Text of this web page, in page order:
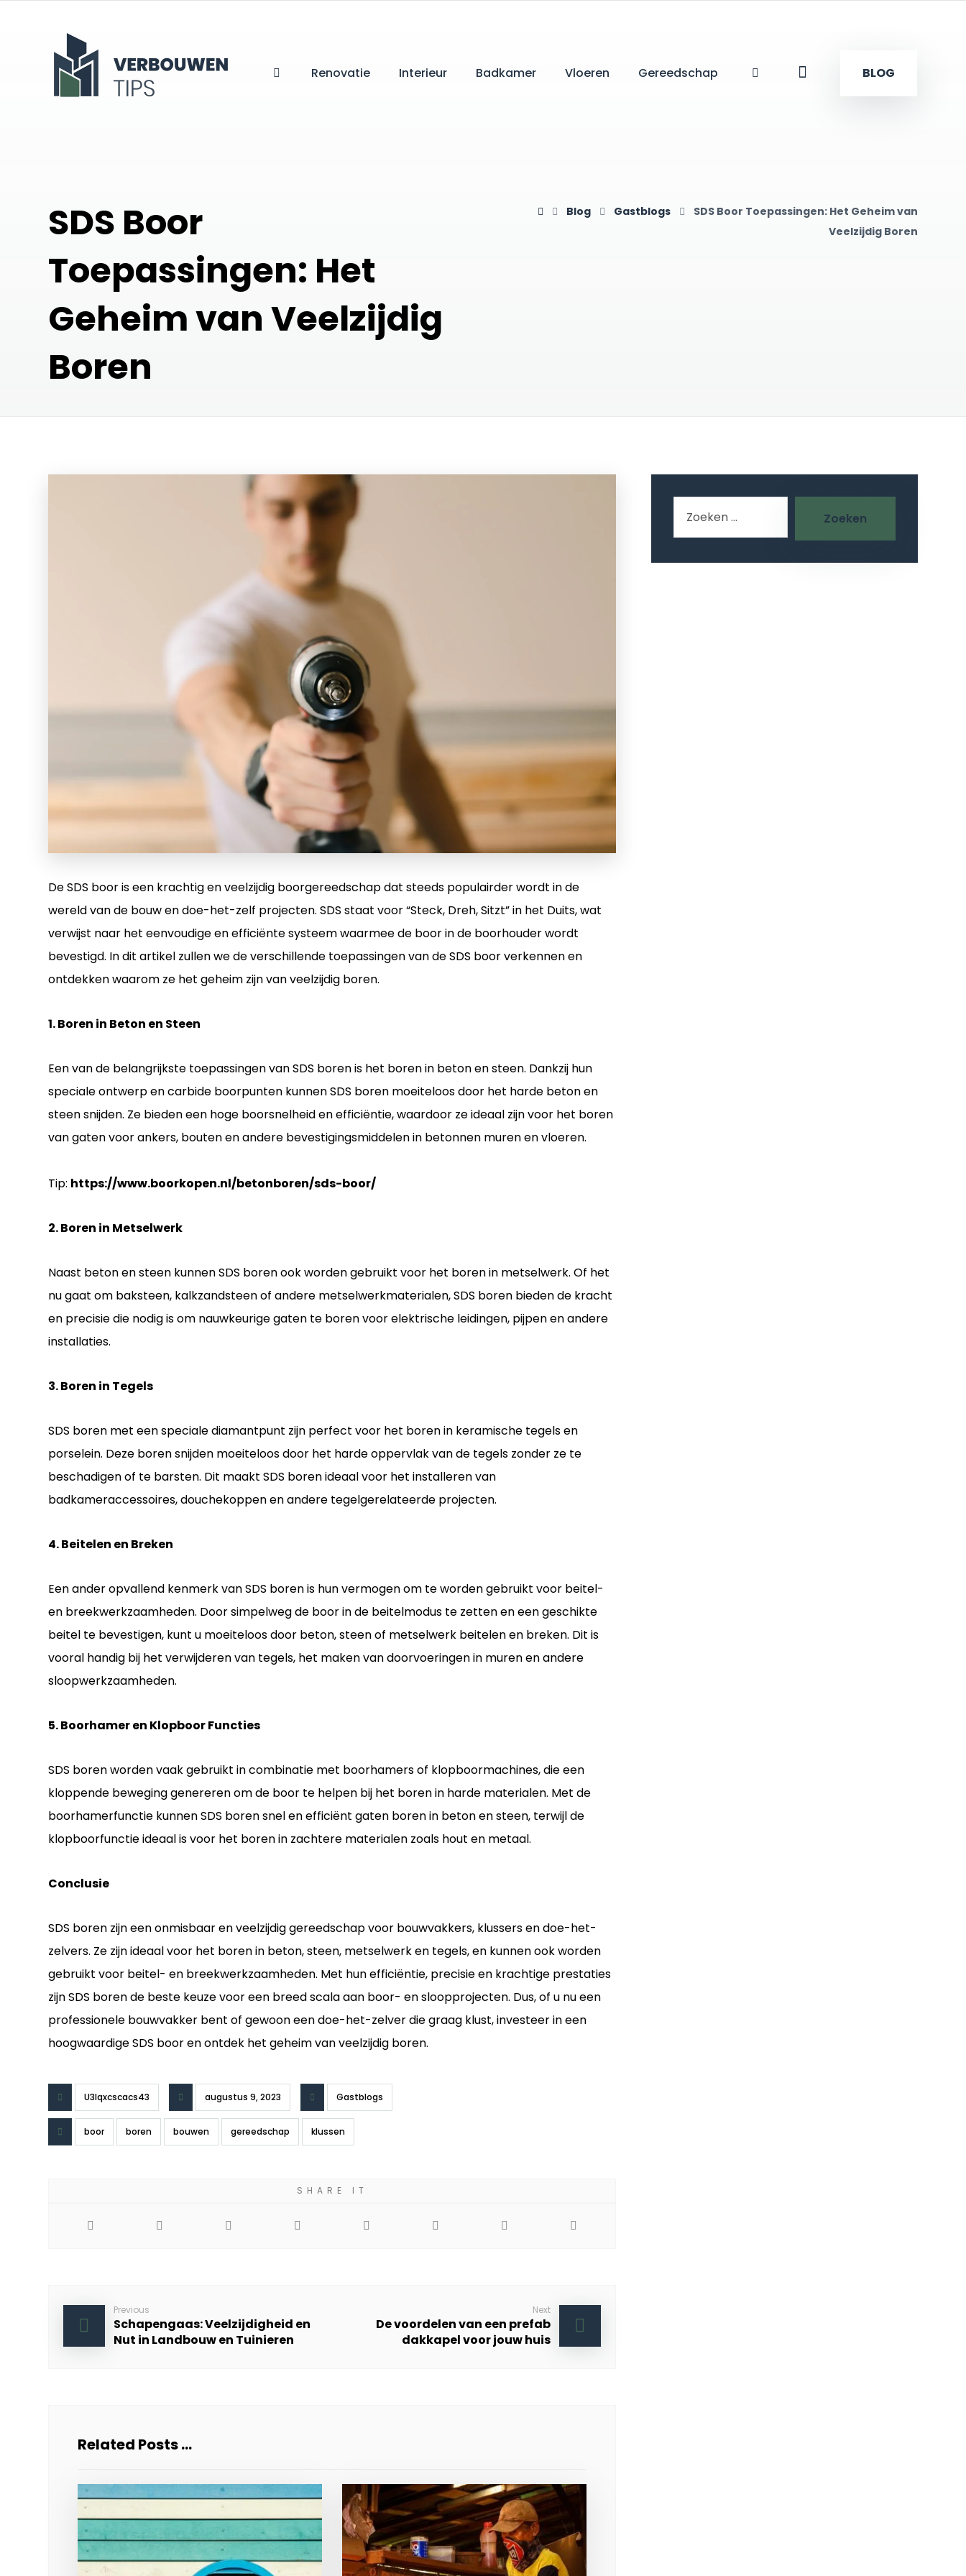
BLOG
Renovatie Interieur Badkamer Vloeren Gereedschap
SDS Boor
Toepassingen: Het
Geheim van Veelzijdig
Boren
Blog Gastblogs
SDS Boor Toepassingen: Het Geheim van
Veelzijdig Boren
De SDS boor is een krachtig en veelzijdig boorgereedschap dat steeds populairder wordt in de
wereld van de bouw en doe-het-zelf projecten. SDS staat voor “Steck, Dreh, Sitzt” in het Duits, wat
verwijst naar het eenvoudige en efficiënte systeem waarmee de boor in de boorhouder wordt
bevestigd. In dit artikel zullen we de verschillende toepassingen van de SDS boor verkennen en
ontdekken waarom ze het geheim zijn van veelzijdig boren.
1. Boren in Beton en Steen
Een van de belangrijkste toepassingen van SDS boren is het boren in beton en steen. Dankzij hun
speciale ontwerp en carbide boorpunten kunnen SDS boren moeiteloos door het harde beton en
steen snijden. Ze bieden een hoge boorsnelheid en efficiëntie, waardoor ze ideaal zijn voor het boren
van gaten voor ankers, bouten en andere bevestigingsmiddelen in betonnen muren en vloeren.
Tip: https://www.boorkopen.nl/betonboren/sds-boor/
2. Boren in Metselwerk
Naast beton en steen kunnen SDS boren ook worden gebruikt voor het boren in metselwerk. Of het
nu gaat om baksteen, kalkzandsteen of andere metselwerkmaterialen, SDS boren bieden de kracht
en precisie die nodig is om nauwkeurige gaten te boren voor elektrische leidingen, pijpen en andere
installaties.
3. Boren in Tegels
SDS boren met een speciale diamantpunt zijn perfect voor het boren in keramische tegels en
porselein. Deze boren snijden moeiteloos door het harde oppervlak van de tegels zonder ze te
beschadigen of te barsten. Dit maakt SDS boren ideaal voor het installeren van
badkameraccessoires, douchekoppen en andere tegelgerelateerde projecten.
4. Beitelen en Breken
Een ander opvallend kenmerk van SDS boren is hun vermogen om te worden gebruikt voor beitel-
en breekwerkzaamheden. Door simpelweg de boor in de beitelmodus te zetten en een geschikte
beitel te bevestigen, kunt u moeiteloos door beton, steen of metselwerk beitelen en breken. Dit is
vooral handig bij het verwijderen van tegels, het maken van doorvoeringen in muren en andere
sloopwerkzaamheden.
5. Boorhamer en Klopboor Functies
SDS boren worden vaak gebruikt in combinatie met boorhamers of klopboormachines, die een
kloppende beweging genereren om de boor te helpen bij het boren in harde materialen. Met de
boorhamerfunctie kunnen SDS boren snel en efficiënt gaten boren in beton en steen, terwijl de
klopboorfunctie ideaal is voor het boren in zachtere materialen zoals hout en metaal.
Conclusie
SDS boren zijn een onmisbaar en veelzijdig gereedschap voor bouwvakkers, klussers en doe-het-
zelvers. Ze zijn ideaal voor het boren in beton, steen, metselwerk en tegels, en kunnen ook worden
gebruikt voor beitel- en breekwerkzaamheden. Met hun efficiëntie, precisie en krachtige prestaties
zijn SDS boren de beste keuze voor een breed scala aan boor- en sloopprojecten. Dus, of u nu een
professionele bouwvakker bent of gewoon een doe-het-zelver die graag klust, investeer in een
hoogwaardige SDS boor en ontdek het geheim van veelzijdig boren.
U3lqxcscacs43 augustus 9, 2023 Gastblogs
boor boren bouwen gereedschap klussen
Previous
Schapengaas: Veelzijdigheid en
Nut in Landbouw en Tuinieren
Next
De voordelen van een prefab
dakkapel voor jouw huis
Related Posts ...
Zoeken